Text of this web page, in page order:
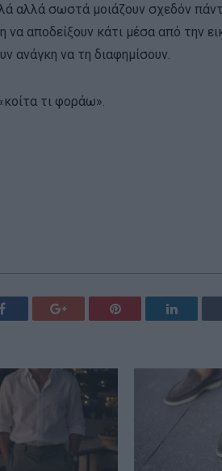
αλλά σωστά μοιάζουν σχεδόν
να αποδείξουν κάτι μέσα από την
ανάγκη να τη διαφημίσουν.
τι φοράω».
Facebook Google+ Pinterest LinkedIn